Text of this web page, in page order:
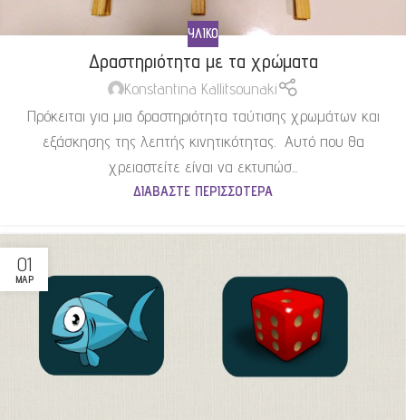
ΥΛΙΚΌ
Δραστηριότητα με τα χρώματα
Konstantina Kallitsounaki
Πρόκειται για μια δραστηριότητα ταύτισης χρωμάτων και
εξάσκησης της λεπτής κινητικότητας. Αυτό που θα
χρειαστείτε είναι να εκτυπώσ...
ΔΙΑΒΆΣΤΕ ΠΕΡΙΣΣΌΤΕΡΑ
01
ΜΑΡ